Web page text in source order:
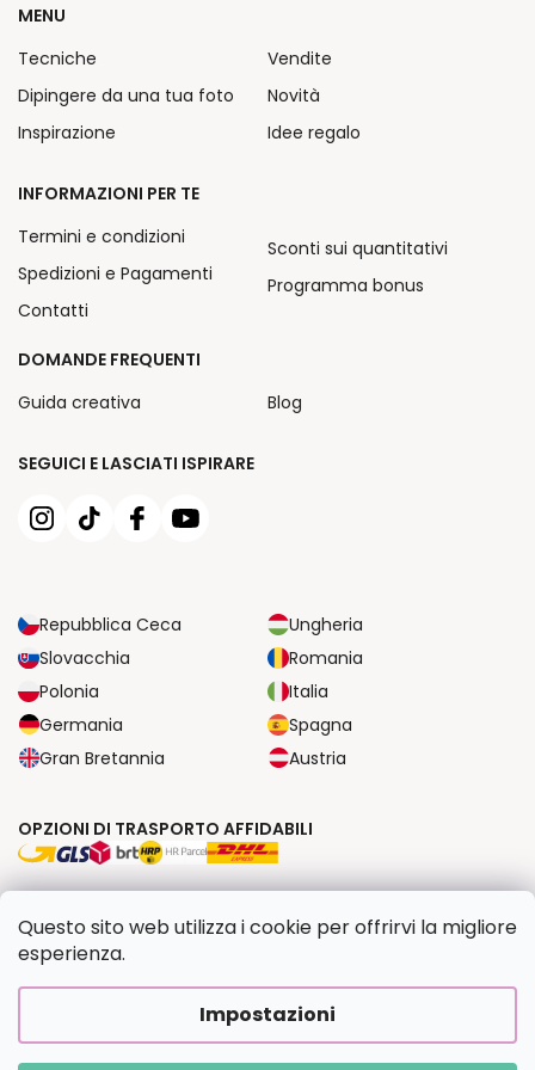
Questo sito web utilizza i cookie per offrirvi la migliore
esperienza.
Impostazioni
SEGUICI E LASCIATI ISPIRARE
Repubblica Ceca
Ungheria
Slovacchia
Romania
Polonia
Italia
Germania
Spagna
Gran Bretannia
Austria
MENU
Tecniche
Dipingere da una tua foto
Inspirazione
Vendite
Novità
Idee regalo
INFORMAZIONI PER TE
Termini e condizioni
Spedizioni e Pagamenti
Contatti
Sconti sui quantitativi
Programma bonus
DOMANDE FREQUENTI
Guida creativa
Blog
OPZIONI DI TRASPORTO AFFIDABILI
Creato da Shoptet Premium|UpraviloFV STUDIO
Copyright 2026Dipingilo.it. Tutti i diritti riservati.